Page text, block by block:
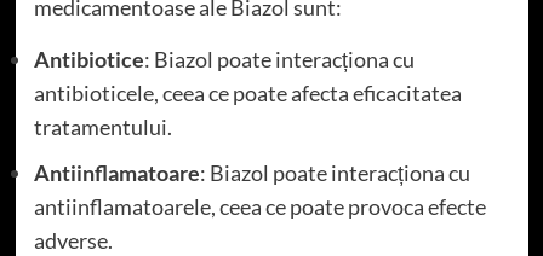
medicamentoase ale Biazol sunt:
Antibiotice: Biazol poate interacționa cu
antibioticele, ceea ce poate afecta eficacitatea
tratamentului.
Antiinflamatoare: Biazol poate interacționa cu
antiinflamatoarele, ceea ce poate provoca efecte
adverse.